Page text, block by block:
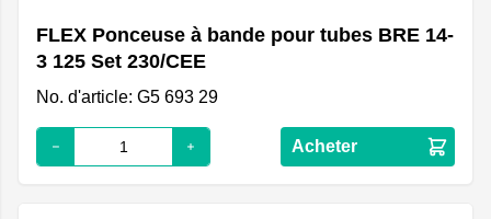
FLEX Ponceuse à bande pour tubes BRE 14-
3 125 Set 230/CEE
No. d'article: G5 693 29
Acheter